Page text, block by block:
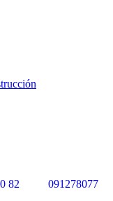
82
091278077